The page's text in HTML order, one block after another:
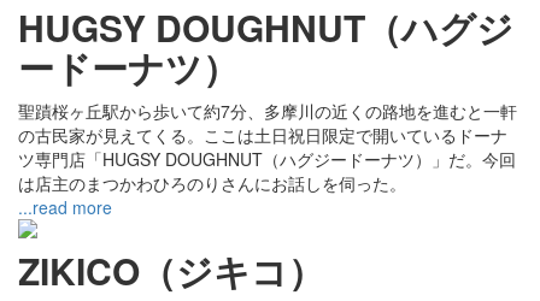
HUGSY DOUGHNUT（ハグジ
ードーナツ）
聖蹟桜ヶ丘駅から歩いて約7分、多摩川の近くの路地を進むと一軒
の古民家が見えてくる。ここは土日祝日限定で開いているドーナ
ツ専門店「HUGSY DOUGHNUT（ハグジードーナツ）」だ。今回
は店主のまつかわひろのりさんにお話しを伺った。
...read more
ZIKICO（ジキコ）